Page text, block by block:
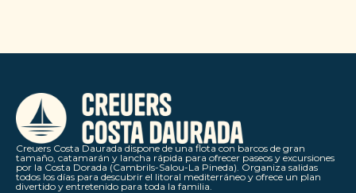
Creuers Costa Daurada dispone de una flota con barcos de gran
tamaño, catamarán y lancha rápida para ofrecer paseos y excursiones
por la Costa Dorada (Cambrils-Salou-La Pineda). Organiza salidas
todos los días para descubrir el litoral mediterráneo y ofrece un plan
divertido y entretenido para toda la familia.